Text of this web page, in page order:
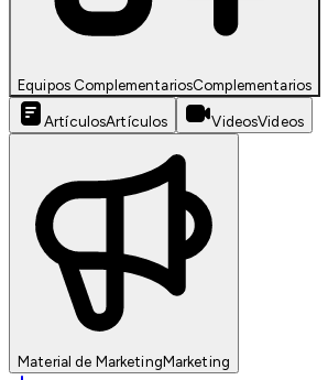
Equipos ComplementariosComplementarios
ArtículosArtículos VideosVideos
Material de MarketingMarketing